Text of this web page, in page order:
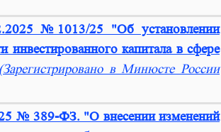
№1013/25 "Об установлении
капитала в сфере
(Зарегистрировано в Минюсте России
№ 389-ФЗ. "О внесении изменений